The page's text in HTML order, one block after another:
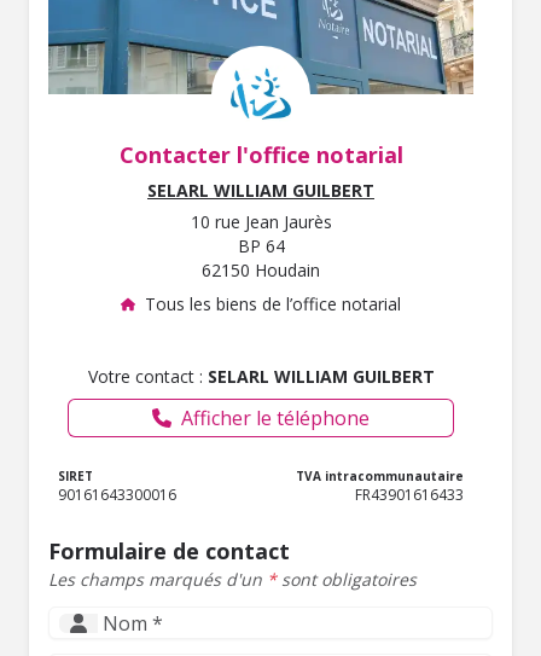
Contacter l'office notarial
SELARL WILLIAM GUILBERT
10 rue Jean Jaurès
BP 64
62150 Houdain
Tous les biens de l’office notarial
Votre contact : SELARL WILLIAM GUILBERT
Afficher le téléphone
SIRET
90161643300016
TVA intracommunautaire
FR43901616433
Formulaire de contact
Les champs marqués d'un *sont obligatoires